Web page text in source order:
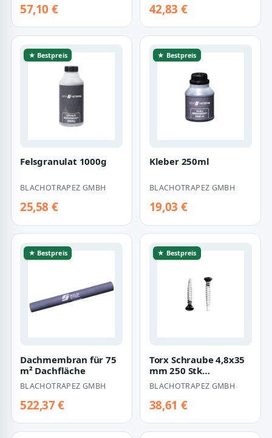
57,10 € 42,83 €
★ Bestpreis
Felsgranulat 1000g
BLACHOTRAPEZ GMBH
25,58 €
★ Bestpreis
Kleber 250ml
BLACHOTRAPEZ GMBH
19,03 €
★ Bestpreis
Dachmembran für 75
m² Dachfläche
BLACHOTRAPEZ GMBH
522,37 €
★ Bestpreis
Torx Schraube 4,8x35
mm 250 Stk
Tiefschwarz
BLACHOTRAPEZ GMBH
38,61 €